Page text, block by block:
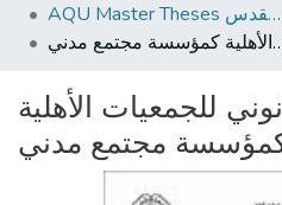
AQU Master Theses الرسائل الجامعية الخاصة بجامعة القدس
كمؤسسة مجتمع مدني
للجمعيات الأهلية
مجتمع مدني